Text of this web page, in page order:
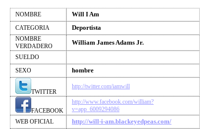
NOMBRE Will I Am
CATEGORIA Deportista
NOMBRE
VERDADERO
William James Adams Jr.
SUELDO
SEXO
hombre
TWITTER
http://twitter.com/iamwill
FACEBOOK
http://www.facebook.com/william?
v=app_6009294086
WEB OFICIAL
http://will-i-am.blackeyedpeas.com/